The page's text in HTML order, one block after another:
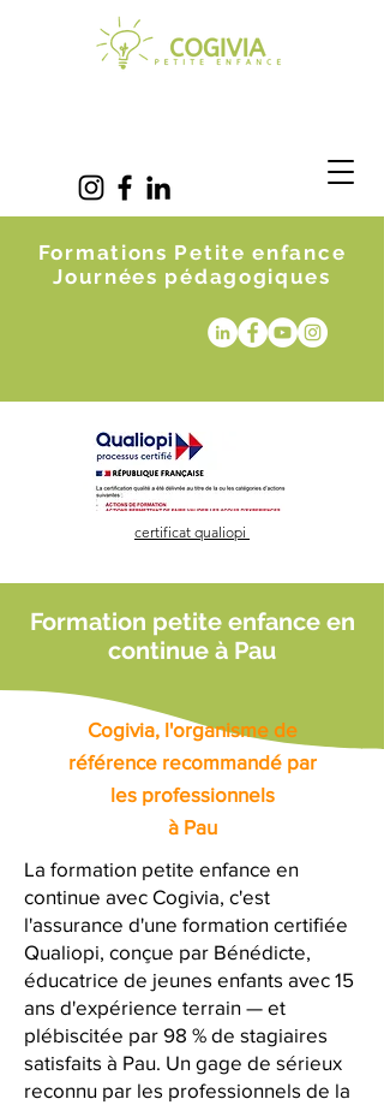
Formations Petite enfance
Journées pédagogiques
certificat qualiopi
Formation petite enfance en
continue à Pau
Cogivia, l'organisme de
référence recommandé par
les professionnels
à Pau
La formation petite enfance en
continue avec Cogivia, c'est
l'assurance d'une formation certifiée
Qualiopi, conçue par Bénédicte,
éducatrice de jeunes enfants avec 15
ans d'expérience terrain — et
plébiscitée par 98 % de stagiaires
satisfaits à Pau. Un gage de sérieux
reconnu par les professionnels de la